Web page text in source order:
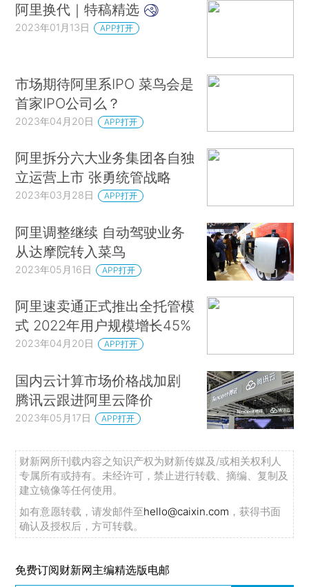
阿里换代｜特稿精选
2023年01月13日 APP打开
市场期待阿里系IPO 菜鸟会是
首家IPO公司么？
2023年04月20日 APP打开
阿里拆分六大业务集团各自独
立运营上市 张勇统管战略
2023年03月28日 APP打开
阿里调整继续 自动驾驶业务
从达摩院转入菜鸟
2023年05月16日 APP打开
阿里速卖通正式推出全托管模
式 2022年用户规模增长45%
2023年04月20日 APP打开
国内云计算市场价格战加剧
腾讯云跟进阿里云降价
2023年05月17日 APP打开
财新网所刊载内容之知识产权为财新传媒及/或相关权利人
专属所有或持有。未经许可，禁止进行转载、摘编、复制及
建立镜像等任何使用。
如有意愿转载，请发邮件至hello@caixin.com ，获得书面
确认及授权后，方可转载。
免费订阅财新网主编精选版电邮